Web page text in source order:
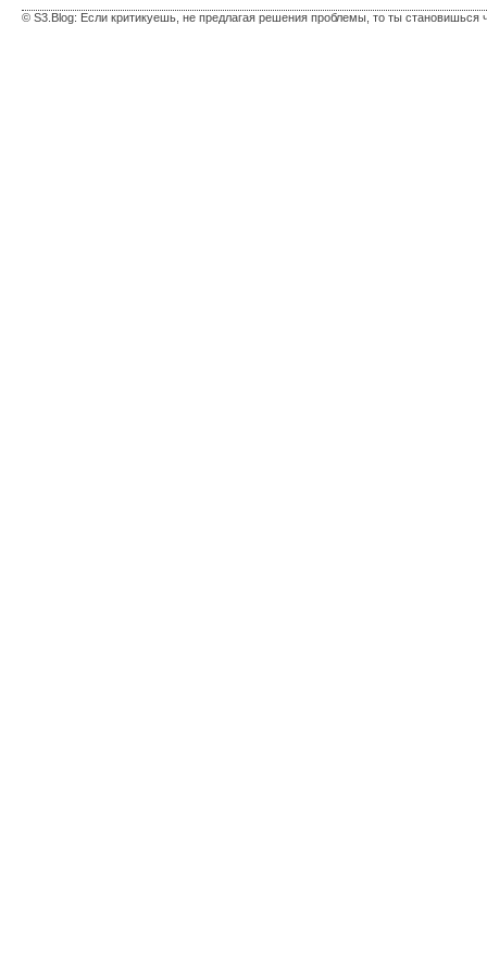
© S3.Blog: Если критикуешь, не предлагая решения проблемы, то ты становишься